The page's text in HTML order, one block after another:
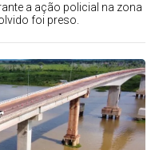
a ação policial na zona
foi preso.